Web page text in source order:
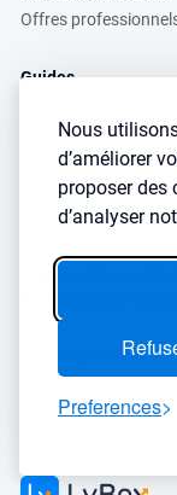
Nous
d’améliorer
proposer des
d’analyser
Preferences
Offres
Guides
Stratégie de location
Guide immobilier
Fiscalité immobilière
Inscrivez vous à
Le seul outil qu’il